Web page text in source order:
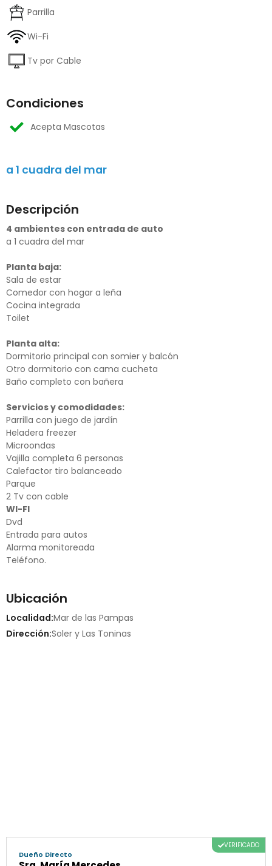
Parrilla
Wi-Fi
Tv por Cable
Condiciones
Acepta Mascotas
a 1 cuadra del mar
Descripción
4 ambientes con entrada de auto
a 1 cuadra del mar
Planta baja:
Sala de estar
Comedor con hogar a leña
Cocina integrada
Toilet
Planta alta:
Dormitorio principal con somier y balcón
Otro dormitorio con cama cucheta
Baño completo con bañera
Servicios y comodidades:
Parrilla con juego de jardín
Heladera freezer
Microondas
Vajilla completa 6 personas
Calefactor tiro balanceado
Parque
2 Tv con cable
WI-FI
Dvd
Entrada para autos
Alarma monitoreada
Teléfono.
Ubicación
Localidad:Mar de las Pampas
Dirección:Soler y Las Toninas
Dueño Directo
VERIFICADO